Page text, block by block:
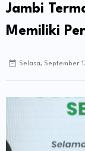
Jambi
Memiliki
Selasa, September